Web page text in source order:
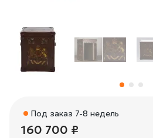
Под заказ 7-8 недель
160 700 ₽